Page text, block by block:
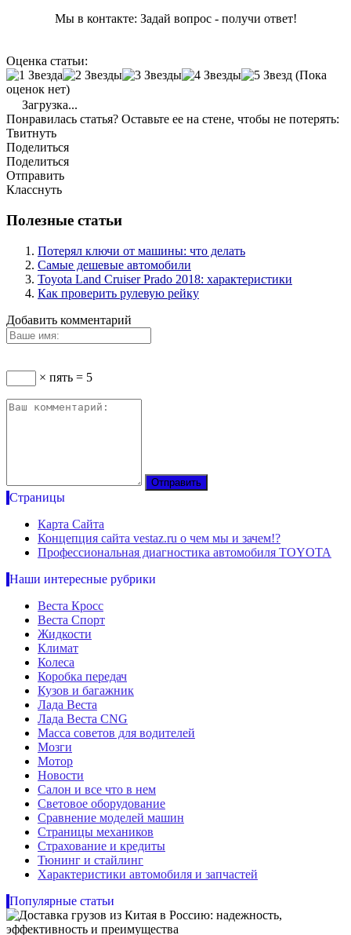
Мы в контакте: Задай вопрос - получи ответ!
Оценка статьи:
(Пока
оценок нет)
Загрузка...
Понравилась статья? Оставьте ее на стене, чтобы не потерять:
Твитнуть
Поделиться
Поделиться
Отправить
Класснуть
Полезные статьи
Потерял ключи от машины: что делать
Самые дешевые автомобили
Toyota Land Cruiser Prado 2018: характеристики
Как проверить рулевую рейку
Добавить комментарий
× пять = 5
Страницы
Карта Сайта
Концепция сайта vestaz.ru о чем мы и зачем!?
Профессиональная диагностика автомобиля TOYOTA
Наши интересные рубрики
Веста Кросс
Веста Спорт
Жидкости
Климат
Колеса
Коробка передач
Кузов и багажник
Лада Веста
Лада Веста CNG
Масса советов для водителей
Мозги
Мотор
Новости
Салон и все что в нем
Световое оборудование
Сравнение моделей машин
Страницы механиков
Страхование и кредиты
Тюнинг и стайлинг
Характеристики автомобиля и запчастей
Популярные статьи